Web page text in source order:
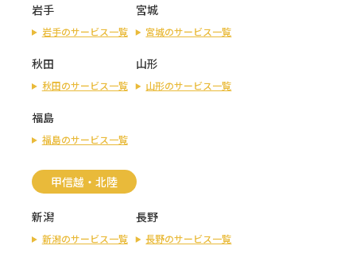
岩手
岩手のサービス一覧
宮城
宮城のサービス一覧
秋田
秋田のサービス一覧
山形
山形のサービス一覧
福島
福島のサービス一覧
甲信越・北陸
新潟
新潟のサービス一覧
長野
長野のサービス一覧